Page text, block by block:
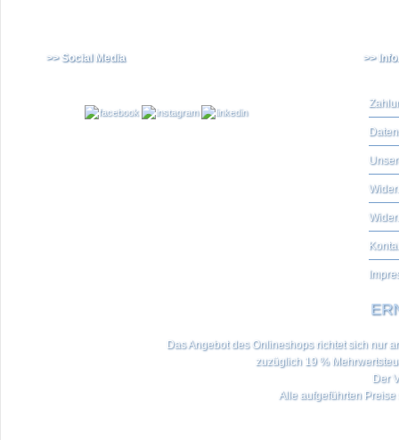
>> Social Media >>
Das Angebot des Onlineshops richtet sich nur
zuzüglich 19 %
Der
Alle aufgeführten